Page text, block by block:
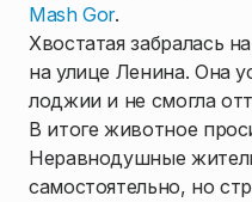
Mash Gor.
Хвостатая забралась
на улице Ленина. Она
лоджии и не смогла
В итоге животное
Неравнодушные
самостоятельно, но